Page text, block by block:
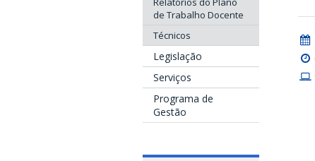
de Trabalho Docente
Técnicos
Legislação
Serviços
Programa de
Gestão